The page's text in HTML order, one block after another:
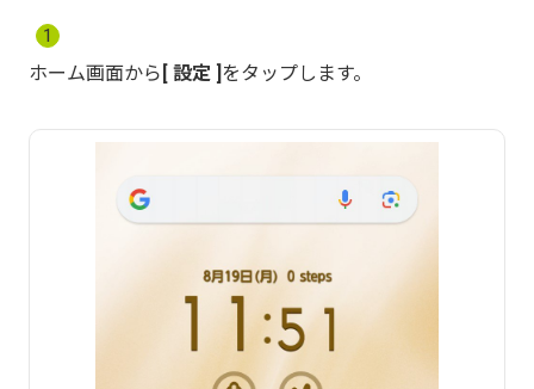
1
ホーム画面から 設定 をタップします。